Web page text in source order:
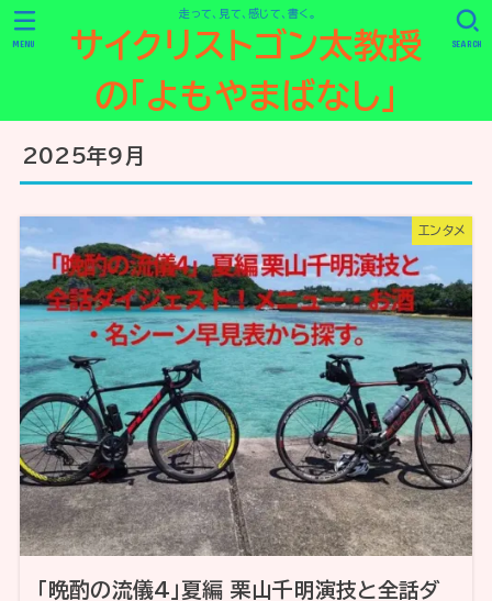
走って、見て、感じて、書く。
サイクリストゴン太教授
の「よもやまばなし」
SEARCH
MENU
2025年9月
エンタメ
「晩酌の流儀4」夏編 栗山千明演技と全話ダ